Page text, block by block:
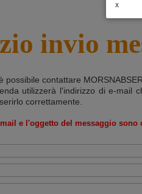
x
invio
possibile contattare
utilizzerà l'indirizzo di e-mail
correttamente.
e l'oggetto del messaggio sono